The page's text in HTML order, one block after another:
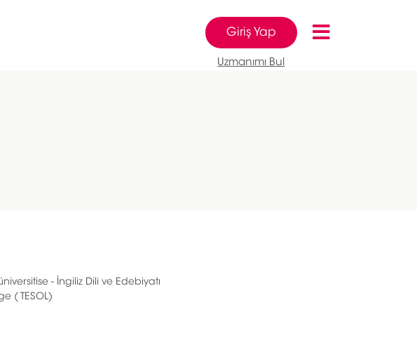
Giriş Yap
Uzmanımı Bul
- İngiliz Dili ve Edebiyatı
( TESOL)